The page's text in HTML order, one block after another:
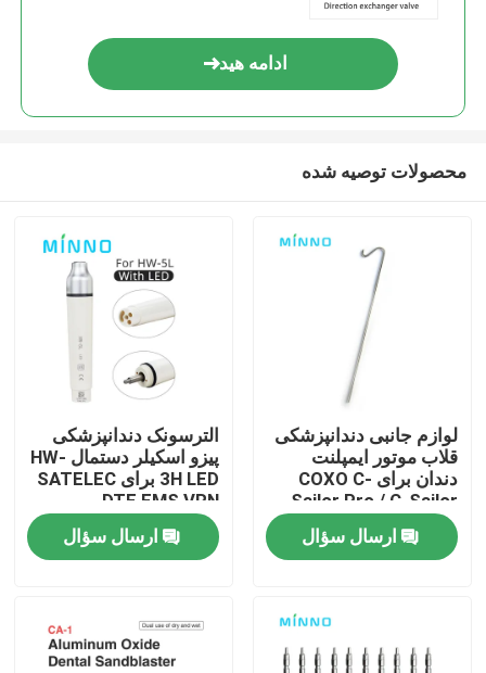
خانه
دربارهی ما
ادامه هید
محصولات توصیه شده
لوازم جانبی دندانپزشکی
قلاب موتور ایمپلنت
دندان برای COXO C-
Sailor Pro / C-Sailor
Pro
ارسال سؤال
الترسونک دندانپزشکی
پیزو اسکیلر دستمال HW-
3H LED برای SATELEC
DTE EMS VRN
الترسونک دندانپزشکی
Scalers دریافت کنیدارسال سؤال